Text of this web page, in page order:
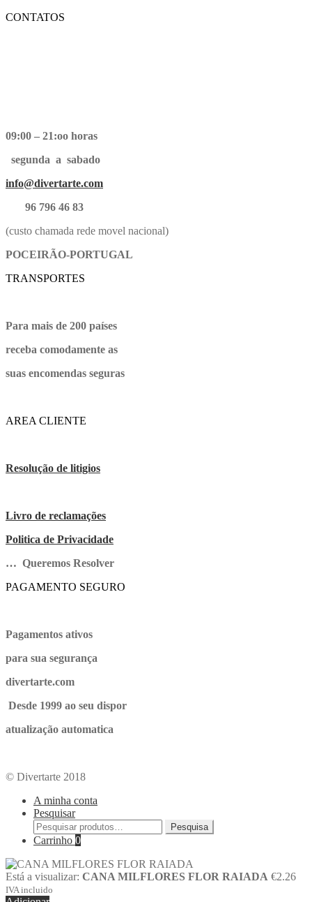
CONTATOS
09:00 – 21:oo horas
segunda a sabado
info@divertarte.com
96 796 46 83
(custo chamada rede movel nacional)
POCEIRÃO-PORTUGAL
TRANSPORTES
Para mais de 200 países
receba comodamente as
suas encomendas seguras
AREA CLIENTE
Resolução de litigios
Livro de reclamações
Politica de Privacidade
… Queremos Resolver
PAGAMENTO SEGURO
Pagamentos ativos
para sua segurança
divertarte.com
Desde 1999 ao seu dispor
atualização automatica
© Divertarte 2018
A minha conta
Pesquisar
Pesquisa
Carrinho 0
Está a visualizar: CANA MILFLORES FLOR RAIADA €2.26
IVA incluido